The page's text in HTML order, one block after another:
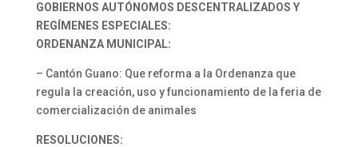
GOBIERNOS AUTÓNOMOS DESCENTRALIZADOS Y
REGÍMENES ESPECIALES:
ORDENANZA MUNICIPAL:
– Cantón Guano: Que reforma a la Ordenanza que
regula la creación, uso y funcionamiento de la feria de
comercialización de animales
RESOLUCIONES: